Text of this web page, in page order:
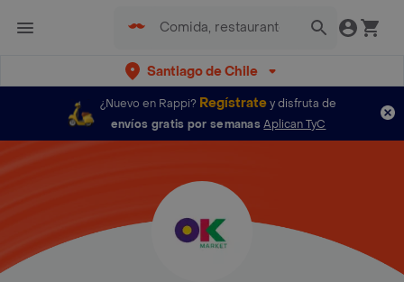
Santiago de Chile
¿Nuevo en Rappi? Regístratey disfruta de
envíos gratis por semanas Aplican TyC